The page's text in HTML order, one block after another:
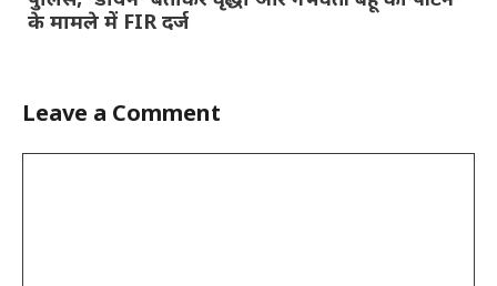
के मामले में FIR दर्ज
Leave a Comment